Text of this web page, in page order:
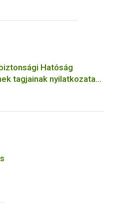
Hatóság
tagjainak nyilatkozata
Hatóság
alkalmából